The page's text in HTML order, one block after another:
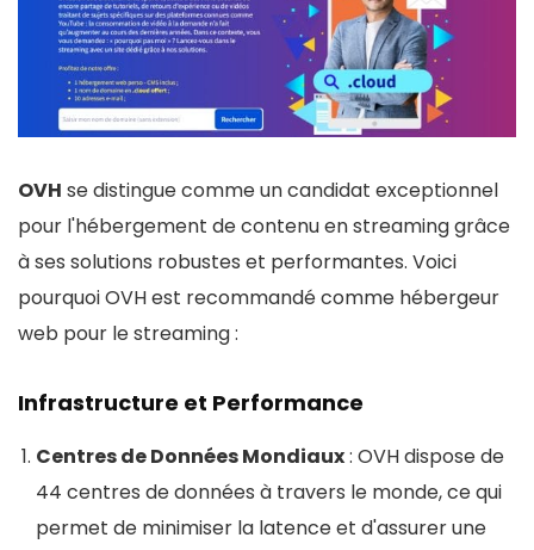
OVH se distingue comme un candidat exceptionnel
pour l'hébergement de contenu en streaming grâce
à ses solutions robustes et performantes. Voici
pourquoi OVH est recommandé comme hébergeur
web pour le streaming :
Infrastructure et Performance
Centres de Données Mondiaux: OVH dispose de
44 centres de données à travers le monde, ce qui
permet de minimiser la latence et d'assurer une